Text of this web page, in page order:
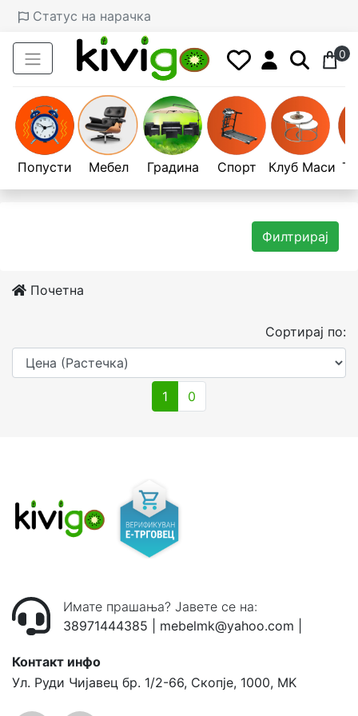
Статус на нарачка
0
Попусти Мебел Градина Спорт Клуб Маси
Филтрирај
Почетна
Сортирај по:
1 0
Имате прашања? Јавете се на:
38971444385
mebelmk@yahoo.com
Контакт инфо
Ул. Руди Чијавец бр. 1/2-66, Скопје, 1000, MK